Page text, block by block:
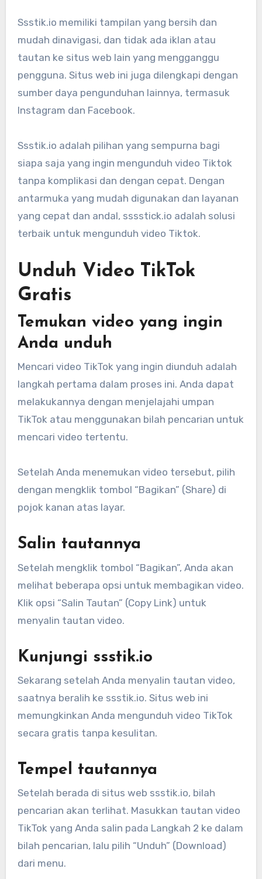
Ssstik.io memiliki tampilan yang bersih dan
mudah dinavigasi, dan tidak ada iklan atau
tautan ke situs web lain yang mengganggu
pengguna. Situs web ini juga dilengkapi dengan
sumber daya pengunduhan lainnya, termasuk
Instagram dan Facebook.
Ssstik.io adalah pilihan yang sempurna bagi
siapa saja yang ingin mengunduh video Tiktok
tanpa komplikasi dan dengan cepat. Dengan
antarmuka yang mudah digunakan dan layanan
yang cepat dan andal, sssstick.io adalah solusi
terbaik untuk mengunduh video Tiktok.
Unduh Video TikTok
Gratis
Temukan video yang ingin
Anda unduh
Mencari video TikTok yang ingin diunduh adalah
langkah pertama dalam proses ini. Anda dapat
melakukannya dengan menjelajahi umpan
TikTok atau menggunakan bilah pencarian untuk
mencari video tertentu.
Setelah Anda menemukan video tersebut, pilih
dengan mengklik tombol “Bagikan” (Share) di
pojok kanan atas layar.
Salin tautannya
Setelah mengklik tombol “Bagikan”, Anda akan
melihat beberapa opsi untuk membagikan video.
Klik opsi “Salin Tautan” (Copy Link) untuk
menyalin tautan video.
Kunjungi ssstik.io
Sekarang setelah Anda menyalin tautan video,
saatnya beralih ke ssstik.io. Situs web ini
memungkinkan Anda mengunduh video TikTok
secara gratis tanpa kesulitan.
Tempel tautannya
Setelah berada di situs web ssstik.io, bilah
pencarian akan terlihat. Masukkan tautan video
TikTok yang Anda salin pada Langkah 2 ke dalam
bilah pencarian, lalu pilih “Unduh” (Download)
dari menu.